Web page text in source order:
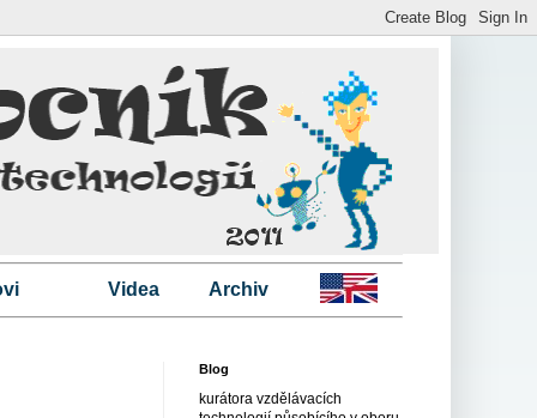
Videa Archiv
Blog
kurátora vzdělávacích